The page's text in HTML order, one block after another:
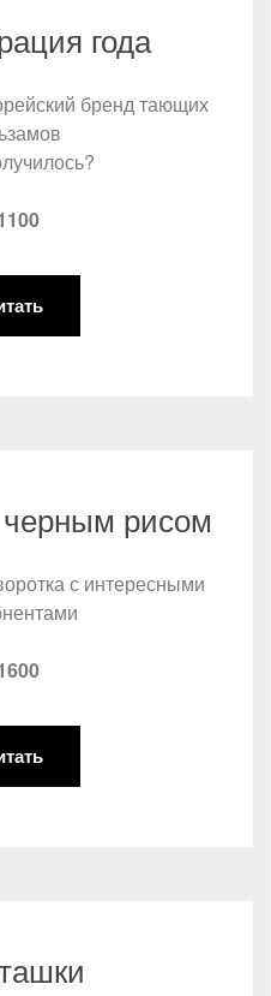
года
бренд тающих
рисом
с интересными